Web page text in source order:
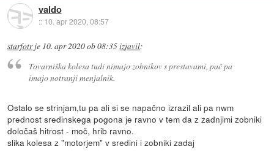
valdo
:: 10. apr 2020, 08:57
starfotrje 10. apr 2020 ob 08:35izjavil:
Tovarniška kolesa tudi nimajo zobnikov s prestavami, pač pa
imajo notranji menjalnik.
Ostalo se strinjam,tu pa ali si se napačno izrazil ali pa nwm
prednost sredinskega pogona je ravno v tem da z zadnjimi zobniki
določaš hitrost - moč, hrib ravno.
slika kolesa z "motorjem" v sredini i zobniki zadaj